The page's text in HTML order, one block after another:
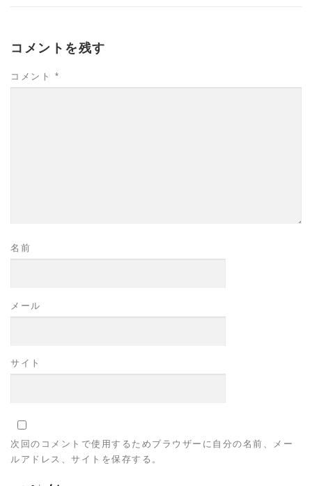
コメントを残す
コメント *
名前
メール
サイト
次回のコメントで使用するためブラウザーに自分の名前、メー
ルアドレス、サイトを保存する。